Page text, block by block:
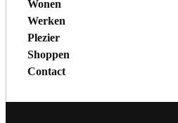
Wonen
Werken
Plezier
Shoppen
Contact